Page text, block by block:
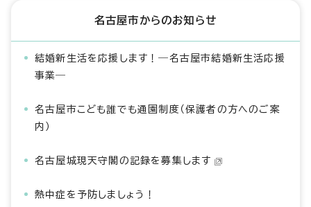
名古屋市からのお知らせ
結婚新生活を応援します！―名古屋市結婚新生活応援
事業―
名古屋市こども誰でも通園制度（保護者の方へのご案
内）
名古屋城現天守閣の記録を募集します
熱中症を予防しましょう！